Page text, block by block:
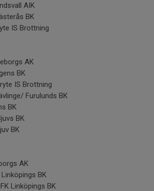
AIK
BK
IS Brottning
AK
BK
IS Brottning
Furulunds BK
BK
BK
BK
AK
BK
Linköpings BK